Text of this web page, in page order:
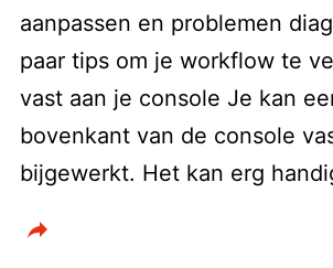
aanpassen en problemen
paar tips om je workflow te
vast aan je console Je kan
bovenkant van de console
bijgewerkt. Het kan erg